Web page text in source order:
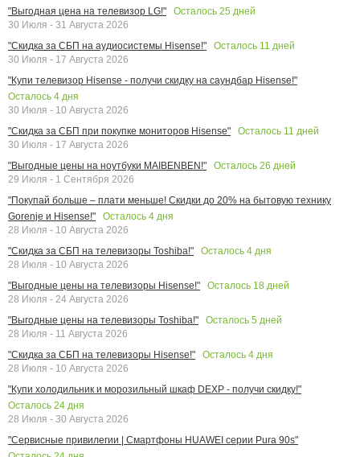
"Выгодная цена на телевизор LG!"
Осталось 25 дней
30 Июля - 31 Августа 2026
"Скидка за СБП на аудиосистемы Hisense!"
Осталось 11 дней
30 Июля - 17 Августа 2026
"Купи телевизор Hisense - получи скидку на саундбар Hisense!"
Осталось 4 дня
30 Июля - 10 Августа 2026
"Скидка за СБП при покупке мониторов Hisense"
Осталось 11 дней
30 Июля - 17 Августа 2026
"Выгодные цены на ноутбуки MAIBENBEN!"
Осталось 26 дней
29 Июля - 1 Сентября 2026
"Покупай больше – плати меньше! Скидки до 20% на бытовую технику
Gorenje и Hisense!"
Осталось 4 дня
28 Июля - 10 Августа 2026
"Скидка за СБП на телевизоры Toshiba!"
Осталось 4 дня
28 Июля - 10 Августа 2026
"Выгодные цены на телевизоры Hisense!"
Осталось 18 дней
28 Июля - 24 Августа 2026
"Выгодные цены на телевизоры Toshiba!"
Осталось 5 дней
28 Июля - 11 Августа 2026
"Скидка за СБП на телевизоры Hisense!"
Осталось 4 дня
28 Июля - 10 Августа 2026
"Купи холодильник и морозильный шкаф DEXP - получи скидку!"
Осталось 24 дня
28 Июля - 30 Августа 2026
"Сервисные привилегии | Смартфоны HUAWEI серии Pura 90s"